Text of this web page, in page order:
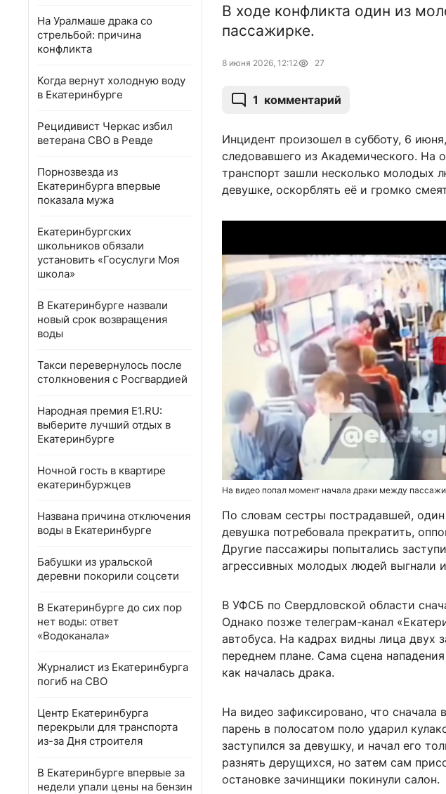
На Уралмаше драка со
стрельбой: причина
конфликта
Когда вернут холодную воду
в Екатеринбурге
Рецидивист Черкас избил
ветерана СВО в Ревде
Порнозвезда из
Екатеринбурга впервые
показала мужа
Екатеринбургских
школьников обязали
установить «Госуслуги Моя
школа»
В Екатеринбурге назвали
новый срок возвращения
воды
Такси перевернулось после
столкновения с Росгвардией
Народная премия E1.RU:
выберите лучший отдых в
Екатеринбурге
Ночной гость в квартире
екатеринбуржцев
Названа причина отключения
воды в Екатеринбурге
Бабушки из уральской
деревни покорили соцсети
В Екатеринбурге до сих пор
нет воды: ответ
«Водоканала»
Журналист из Екатеринбурга
погиб на СВО
Центр Екатеринбурга
перекрыли для транспорта
из-за Дня строителя
В Екатеринбурге впервые за
недели упали цены на бензин
В ходе конфликта один из
пассажирке.
8 июня 2026, 12:12 27
1 комментарий
Инцидент произошел в субботу, 6
следовавшего из Академического. На
транспорт зашли несколько молодых
девушке, оскорблять её и громко
На видео попал момент начала драки между
По словам сестры пострадавшей,
девушка потребовала прекратить,
Другие пассажиры попытались
агрессивных молодых людей выгнали
В УФСБ по Свердловской области
Однако позже телеграм-канал
автобуса. На кадрах видны лица двух
переднем плане. Сама сцена
как началась драка.
На видео зафиксировано, что сначала
парень в полосатом поло ударил
заступился за девушку, и начал его
разнять дерущихся, но затем сам
остановке зачинщики покинули салон.